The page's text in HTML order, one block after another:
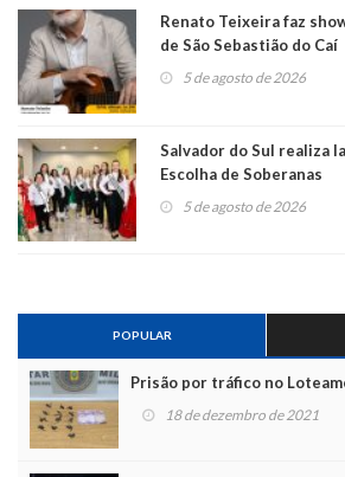
Renato Teixeira faz
de São Sebastião do Caí
5 de agosto de 2026
Salvador do Sul realiza
Escolha de Soberanas
5 de agosto de 2026
POPULAR
Prisão por tráfico no
18 de dezembro de 2021